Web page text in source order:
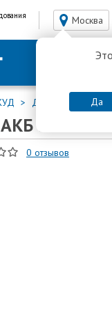
Москва
Да
Дополнительное
БКА-12
0 отзывов